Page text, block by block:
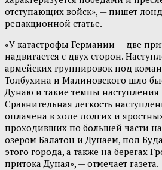
отступающих войск», — пишет
редакционной статье.
«У катастрофы Германии — две
надвигается с двух сторон.
армейских группировок под
Толбухина и Малиновского шло
Дунаю и такие темпы наступления
Сравнительная легкость
оплачена в ходе долгих и
проходивших по большей части
озером Балатон и Дунаем, под
этого города, а также на берегах
притока Дуная», — отмечает газета.